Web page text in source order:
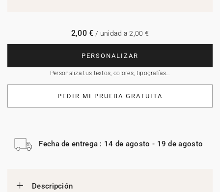
PERSONALIZAR
Personaliza tus textos, colores, tipografías…
2,00 € / unidad a 2,00 €
PEDIR MI PRUEBA GRATUITA
Fecha de entrega : 14 de agosto - 19 de agosto
Descripción